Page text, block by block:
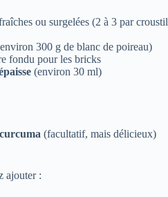
ou surgelées (2 à 3 par
300 g de blanc de poireau)
fondu pour les bricks
(environ 30 ml)
curcuma (facultatif, mais délicieux)
ajouter :